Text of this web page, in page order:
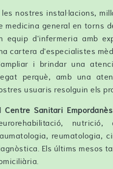
nostres instal·lacions,
medicina general en torns
equip d'infermeria amb
cartera d'especialistes
i brindar una
perquè, amb una
usuaris resolguin els
Centre Sanitari Empordanès
reumatologia,
Els últims mesos